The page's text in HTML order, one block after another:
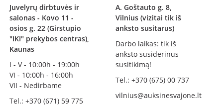
Juvelyrų dirbtuvės ir
salonas - Kovo 11 -
osios g. 22 (Girstupio
"IKI" prekybos centras),
Kaunas
I - V - 10:00h - 19:00h
VI - 10:00h - 16:00h
VII - Nedirbame
Tel.: +370 (671) 59 775
A. Goštauto g. 8,
Vilnius (vizitai tik iš
anksto susitarus)
Darbo laikas: tik iš
anksto susiderinus
susitikimą!
Tel.: +370 (675) 00 737
vilnius@auksinesvajone.lt